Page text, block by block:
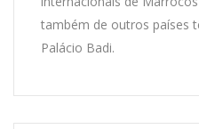
também de outros países
Palácio Badi.